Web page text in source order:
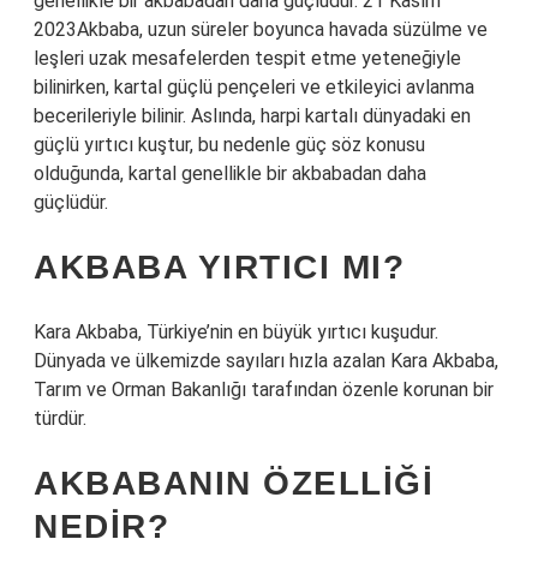
2023Akbaba, uzun süreler boyunca havada süzülme ve
leşleri uzak mesafelerden tespit etme yeteneğiyle
bilinirken, kartal güçlü pençeleri ve etkileyici avlanma
becerileriyle bilinir. Aslında, harpi kartalı dünyadaki en
güçlü yırtıcı kuştur, bu nedenle güç söz konusu
olduğunda, kartal genellikle bir akbabadan daha
güçlüdür.
AKBABA YIRTICI MI?
Kara Akbaba, Türkiye’nin en büyük yırtıcı kuşudur.
Dünyada ve ülkemizde sayıları hızla azalan Kara Akbaba,
Tarım ve Orman Bakanlığı tarafından özenle korunan bir
türdür.
AKBABANIN ÖZELLIĞI
NEDIR?